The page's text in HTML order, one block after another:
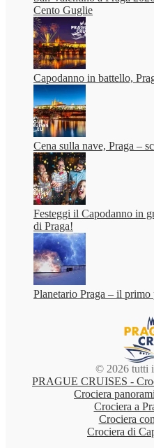
Cento Guglie
Capodanno in battello,
Cena sulla nave, Praga –
Festeggi il Capodanno in
di Praga!
Planetario Praga – il
© 2026 tutti
PRAGUE CRUISES -
Crociera
Crociera a
Crociera
Crociera di